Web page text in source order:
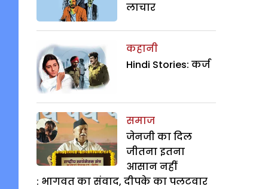
लाचार
कहानी
Hindi Stories: कर्ज
समाज
जेनजी का दिल
जीतना इतना
आसान नहीं
: भागवत का संवाद, दीपके का पलटवार